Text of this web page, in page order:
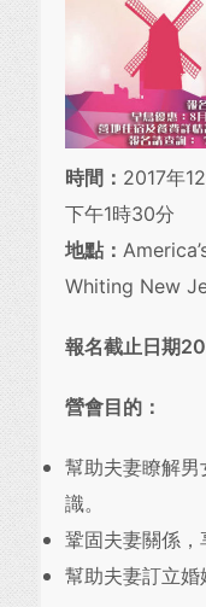
時間： 2017年
下午1時30分
地點：
Whiting New
報名截止日期
營會目的：
幫助夫妻瞭解
識。
鞏固夫妻關係，
幫助夫妻訂立婚